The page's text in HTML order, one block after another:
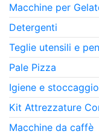
Macchine per
Detergenti
Teglie utensili e
Pale Pizza
Igiene e stoccaggio
Kit Attrezzature
Macchine da caffè